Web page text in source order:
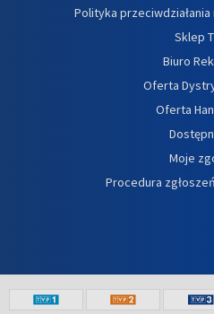
Polityka
Sklep
Biuro
Oferta
Oferta
Moje
Procedura